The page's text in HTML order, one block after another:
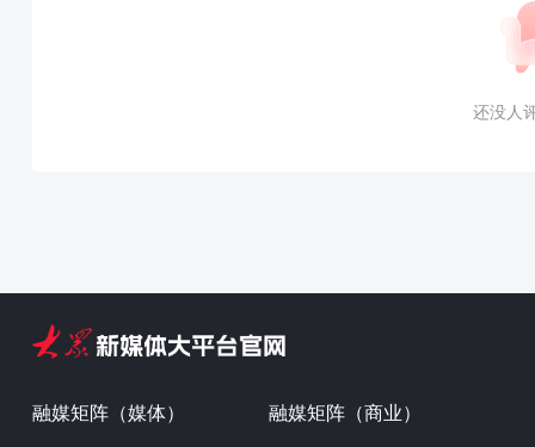
还没人
融媒矩阵（媒体） 融媒矩阵（商业）